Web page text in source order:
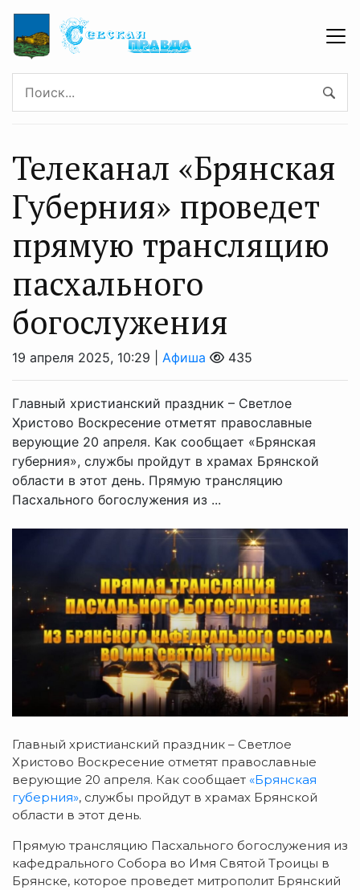
Телеканал «Брянская
Губерния» проведет
прямую трансляцию
пасхального
богослужения
19 апреля 2025, 10:29 | Афиша 435
Главный христианский праздник – Светлое
Христово Воскресение отметят православные
верующие 20 апреля. Как сообщает «Брянская
губерния», службы пройдут в храмах Брянской
области в этот день. Прямую трансляцию
Пасхального богослужения из ...
Главный христианский праздник – Светлое
Христово Воскресение отметят православные
верующие 20 апреля. Как сообщает «Брянская
губерния», службы пройдут в храмах Брянской
области в этот день.
Прямую трансляцию Пасхального богослужения из
кафедрального Собора во Имя Святой Троицы в
Брянске, которое проведет митрополит Брянский